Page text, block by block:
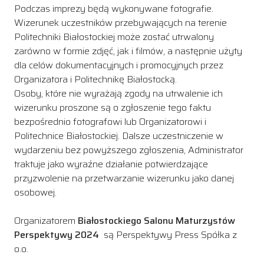
Podczas imprezy będą wykonywane fotografie.
Wizerunek uczestników przebywających na terenie
Politechniki Białostockiej może zostać utrwalony
zarówno w formie zdjęć, jak i filmów, a następnie użyty
dla celów dokumentacyjnych i promocyjnych przez
Organizatora i Politechnikę Białostocką.
Osoby, które nie wyrażają zgody na utrwalenie ich
wizerunku proszone są o zgłoszenie tego faktu
bezpośrednio fotografowi lub Organizatorowi i
Politechnice Białostockiej. Dalsze uczestniczenie w
wydarzeniu bez powyższego zgłoszenia, Administrator
traktuje jako wyraźne działanie potwierdzające
przyzwolenie na przetwarzanie wizerunku jako danej
osobowej.
Organizatorem Białostockiego Salonu Maturzystów
Perspektywy 2024 są Perspektywy Press Spółka z
o.o.